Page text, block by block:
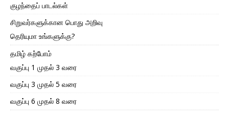
குழந்தைப் பாடல்கள்
சிறுவர்களுக்கான பொது அறிவு
தெரியுமா உங்களுக்கு?
தமிழ் கற்போம்
வகுப்பு 1 முதல் 3 வரை
வகுப்பு 3 முதல் 5 வரை
வகுப்பு 6 முதல் 8 வரை